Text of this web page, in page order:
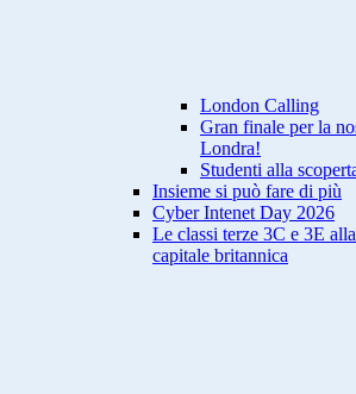
London Calling
Gran finale per la
Londra!
Studenti alla
Insieme si può fare di più
Cyber Intenet Day 2026
Le classi terze 3C e 3E
capitale britannica